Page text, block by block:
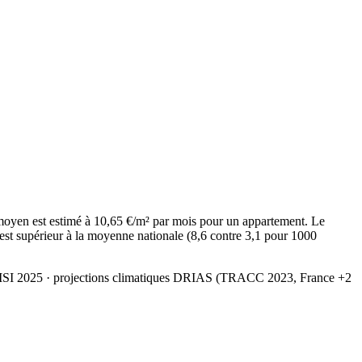
est estimé à 10,65 €/m² par mois pour un appartement. Le
supérieur à la moyenne nationale (8,6 contre 3,1 pour 1000
2025 · projections climatiques DRIAS (TRACC 2023, France +2